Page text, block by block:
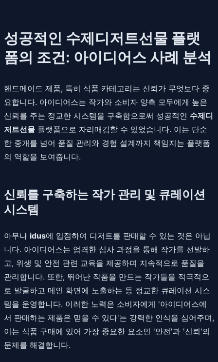
성공적인 수제디저트선물 플랫
폼의 조건: 아이디어스 사례 분석
핸드메이드 제품, 특히 식품 카테고리는 신뢰가 무엇보다 중
요합니다. 아이디어스는 작가와 소비자 양측 모두에게 높은
신뢰를 주는 정교한 시스템을 구축함으로써 성공적인 수제디
저트선물 플랫폼으로 자리매김할 수 있었습니다. 이는 단순
한 중개를 넘어 품질 관리와 경험 설계까지 책임지는 플랫폼
의 역할을 보여줍니다.
신뢰를 구축하는 작가 관리 및 큐레이션
시스템
아무나 idus에 입점하여 디저트를 판매할 수 있는 것은 아닙
니다. 아이디어스는 엄격한 심사 과정을 통해 작가를 선발하
고, 위생 및 안전 관련 교육을 제공하며 지속적으로 품질을
관리합니다. 또한, 뛰어난 작품을 만드는 작가들을 적극적으
로 발굴하고 메인 화면에 노출하는 등 정교한 큐레이션 시스
템을 운영합니다. 이러한 노력은 소비자에게 '아이디어스에
서 판매하는 제품은 믿을 수 있다'는 강력한 인식을 심어주며,
이는 식품 구매에 있어 가장 중요한 요소인 '안전'과 '신뢰'의
문제를 해결합니다.